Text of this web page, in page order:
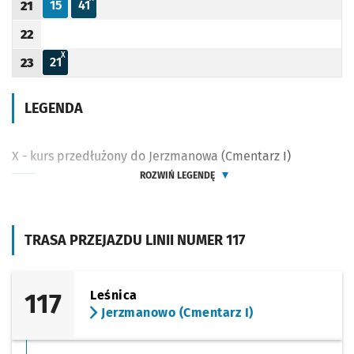
TRASA PRZEJAZDU LINII NUMER 117
117
Leśnica
Jerzmanowo (Cmentarz I)
Godzina odjazdu
21
Odjazd
15
minut po godzinie 21
Odjazd
41
minut po godzinie 21
Godzina odjazdu
22
Godzina odjazdu
23
Odjazd
21
minut po godzinie 23
XX - KURS PRZEDŁUŻONY DO JERZMANOWA (CMENTARZ I)
LEGENDA
X - kurs przedłużony do Jerzmanowa (Cmentarz I)
ROZWIŃ LEGENDĘ